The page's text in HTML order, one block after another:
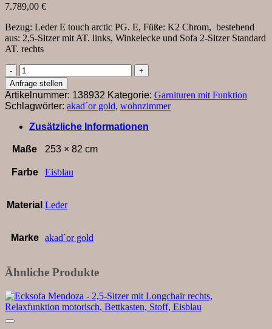
7.789,00 €
Bezug: Leder E touch arctic PG. E, Füße: K2 Chrom, bestehend
aus: 2,5-Sitzer mit AT. links, Winkelecke und Sofa 2-Sitzer Standard
AT. rechts
Ecksofa
San
Fernando
–
Ecke
links
mit
2-
Armlehne
verstellbar,
verstellbar,
Leder,
Menge
Anfrage stellen
Artikelnummer: 138932 Kategorie: Garnituren mit Funktion
Schlagwörter: akad´or gold, wohnzimmer
Zusätzliche Informationen
Maße 253 × 82 cm
Farbe Eisblau
Material Leder
Marke akad´or gold
Ähnliche Produkte